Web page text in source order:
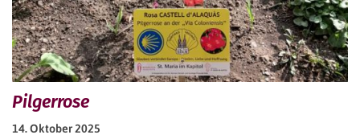
Pilgerrose
14. Oktober 2025